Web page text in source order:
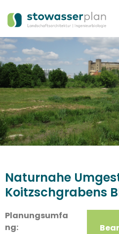
Naturnahe
Koitzschgrabens
Planungsumfa
ng: